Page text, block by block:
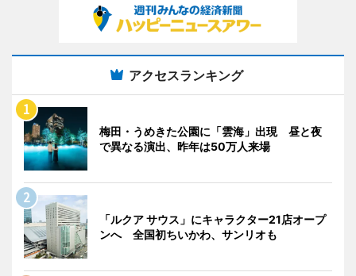
アクセスランキング
梅田・うめきた公園に「雲海」出現 昼と夜
で異なる演出、昨年は50万人来場
「ルクア サウス」にキャラクター21店オープ
ンへ 全国初ちいかわ、サンリオも